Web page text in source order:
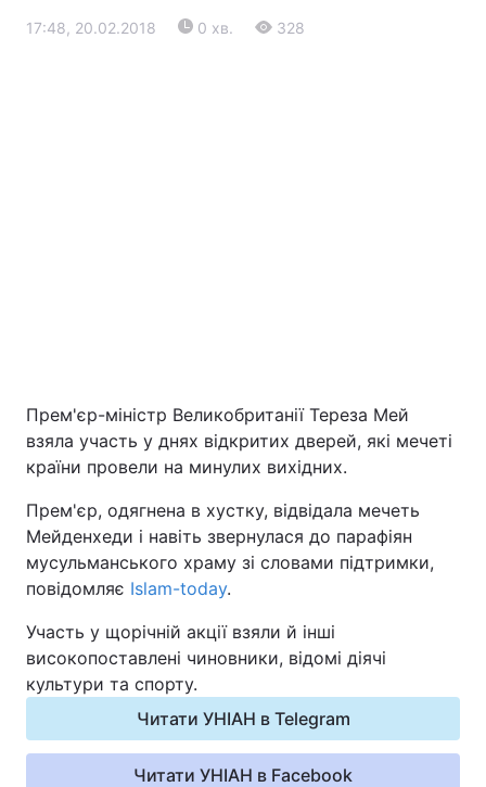
Київ Львів
Дніпро Харків
Одеса
Спорт Наука
Техно і зв'язок
Зброя Інциденти
17:48, 20.02.2018 0 хв. 328
Прем'єр-міністр Великобританії Тереза Мей
взяла участь у днях відкритих дверей, які мечеті
країни провели на минулих вихідних.
Прем'єр, одягнена в хустку, відвідала мечеть
Мейденхеди і навіть звернулася до парафіян
мусульманського храму зі словами підтримки,
повідомляє Islam-today.
Участь у щорічній акції взяли й інші
високопоставлені чиновники, відомі діячі
культури та спорту.
Читати УНІАН в Telegram
Читати УНІАН в Facebook